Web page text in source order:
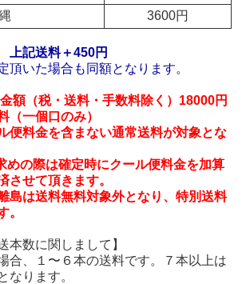
3600円
上記送料＋450円
いた場合も同額となります。
額（税・送料・手数料除く）18000円
（一個口のみ）
便料金を含まない通常送料が対象とな
の際は確定時にクール便料金を加算
させて頂きます。
島は送料無料対象外となり、特別送料
。
本数に関しまして】
合、１〜６本の送料です。７本以上は
なります。